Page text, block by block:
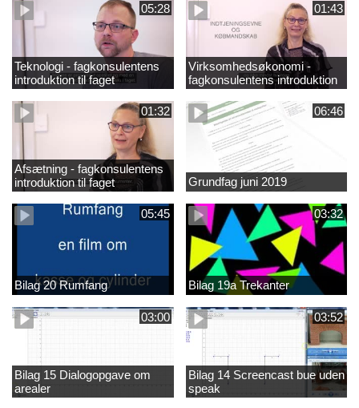
05:28
Teknologi - fagkonsulentens
introduktion til faget
01:43
Virksomhedsøkonomi -
fagkonsulentens introduktion
til faget
01:32
Afsætning - fagkonsulentens
introduktion til faget
06:46
Grundfag juni 2019
05:45
Bilag 20 Rumfang
03:32
Bilag 19a Trekanter
03:00
Bilag 15 Dialogopgave om
arealer
03:52
Bilag 14 Screencast bue uden
speak